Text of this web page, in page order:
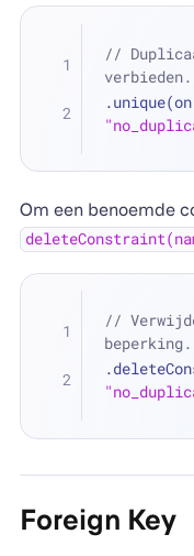
//
verbieden.
Om een benoemde
//
beperking.
Foreign Key